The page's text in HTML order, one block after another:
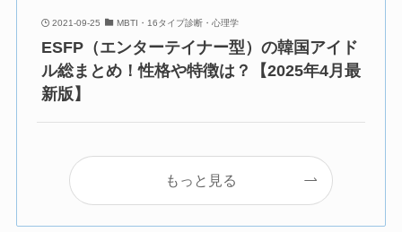
2021-09-25 MBTI・16タイプ診断・心理学
ESFP（エンターテイナー型）の韓国アイド
ル総まとめ！性格や特徴は？【2025年4月最
新版】
もっと見る